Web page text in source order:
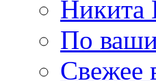
Никита
По
Свежее